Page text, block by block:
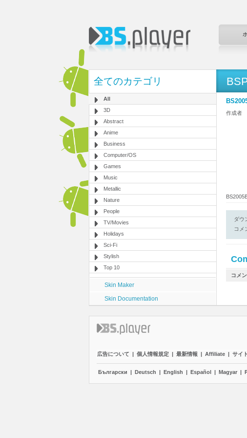
全てのカテゴリ
All
3D
Abstract
Anime
Business
Computer/OS
Games
Music
Metallic
Nature
People
TV/Movies
Holidays
Sci-Fi
Stylish
Top 10
Skin Maker
Skin Documentation
作成
ダウ
コメ
コメ
広告について | 個人情報規定 | 最新情報 | Affiliate | サイ
Български | Deutsch | English | Español | Magyar |